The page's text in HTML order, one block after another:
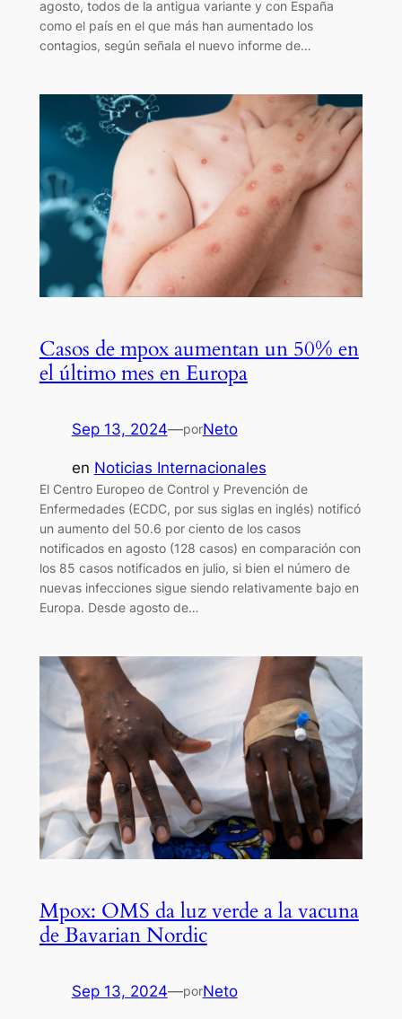
agosto, todos de la antigua variante y con España
como el país en el que más han aumentado los
contagios, según señala el nuevo informe de…
Casos de mpox aumentan un 50% en
el último mes en Europa
Sep 13, 2024—porNeto
en Noticias Internacionales
El Centro Europeo de Control y Prevención de
Enfermedades (ECDC, por sus siglas en inglés) notificó
un aumento del 50.6 por ciento de los casos
notificados en agosto (128 casos) en comparación con
los 85 casos notificados en julio, si bien el número de
nuevas infecciones sigue siendo relativamente bajo en
Europa. Desde agosto de…
Mpox: OMS da luz verde a la vacuna
de Bavarian Nordic
Sep 13, 2024—porNeto